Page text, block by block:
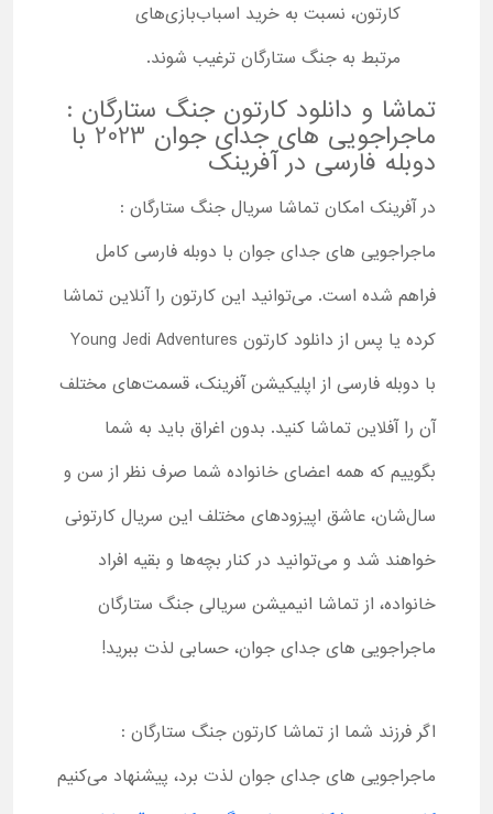
کارتون، نسبت به خرید اسباب‌بازی‌های
مرتبط به جنگ ستارگان ترغیب شوند.
تماشا و دانلود کارتون جنگ ستارگان :
ماجراجویی های جدای جوان 2023 با
دوبله فارسی در آفرینک
در آفرینک امکان تماشا سریال جنگ ستارگان :
ماجراجویی های جدای جوان با دوبله فارسی کامل
فراهم شده است. می‌توانید این کارتون را آنلاین تماشا
کرده یا پس از دانلود کارتون Young Jedi Adventures
با دوبله فارسی از اپلیکیشن آفرینک، قسمت‌های مختلف
آن را آفلاین تماشا کنید. بدون اغراق باید به شما
بگوییم که همه اعضای خانواده شما صرف نظر از سن و
سال‌شان، عاشق اپیزودهای مختلف این سریال کارتونی
خواهند شد و می‌توانید در کنار بچه‌ها و بقیه افراد
خانواده، از تماشا انیمیشن سریالی جنگ ستارگان
ماجراجویی های جدای جوان، حسابی لذت ببرید!
اگر فرزند شما از تماشا کارتون جنگ ستارگان :
ماجراجویی های جدای جوان لذت برد، پیشنهاد می‌کنیم